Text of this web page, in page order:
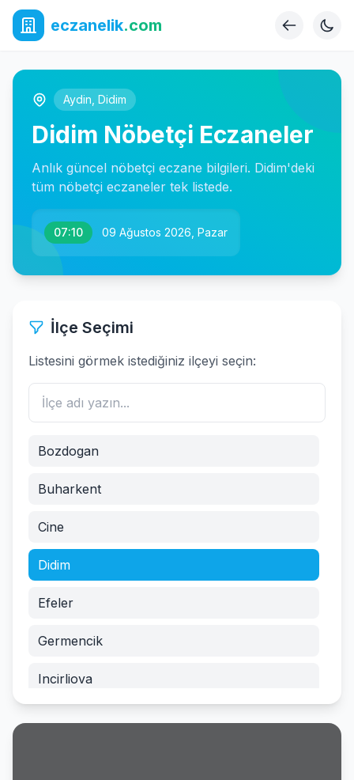
eczanelik.com
Aydin Didim
Didim Nöbetçi Eczaneler
Anlık güncel nöbetçi eczane bilgileri. Didim'deki
tüm nöbetçi eczaneler tek listede.
07:10 09 Ağustos 2026, Pazar
İlçe Seçimi
Listesini görmek istediğiniz ilçeyi seçin:
Bozdogan
Buharkent
Cine
Didim
Efeler
Germencik
Incirliova